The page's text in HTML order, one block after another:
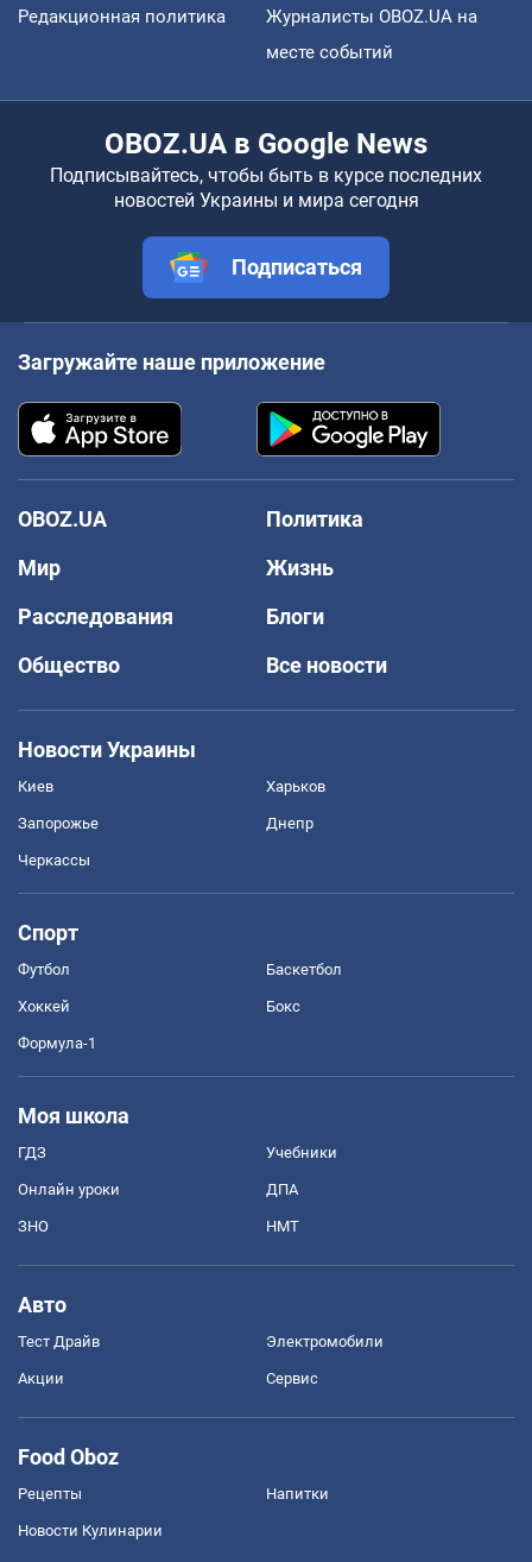
Редакционная политика
Журналисты OBOZ.UA на
месте событий
OBOZ.UA в Google News
Подписывайтесь, чтобы быть в курсе последних
новостей Украины и мира сегодня
Подписаться
Загружайте наше приложение
OBOZ.UA
Политика
Мир
Жизнь
Расследования
Блоги
Общество
Все новости
Новости Украины
Киев Харьков
Запорожье Днепр
Черкассы
Спорт
Футбол Баскетбол
Хоккей Бокс
Формула-1
Моя школа
ГДЗ Учебники
Онлайн уроки ДПА
ЗНО НМТ
Авто
Тест Драйв Электромобили
Акции Сервис
Food Oboz
Рецепты Напитки
Новости Кулинарии